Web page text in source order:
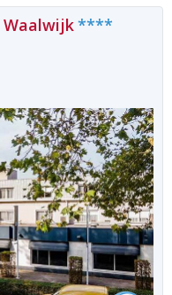
****